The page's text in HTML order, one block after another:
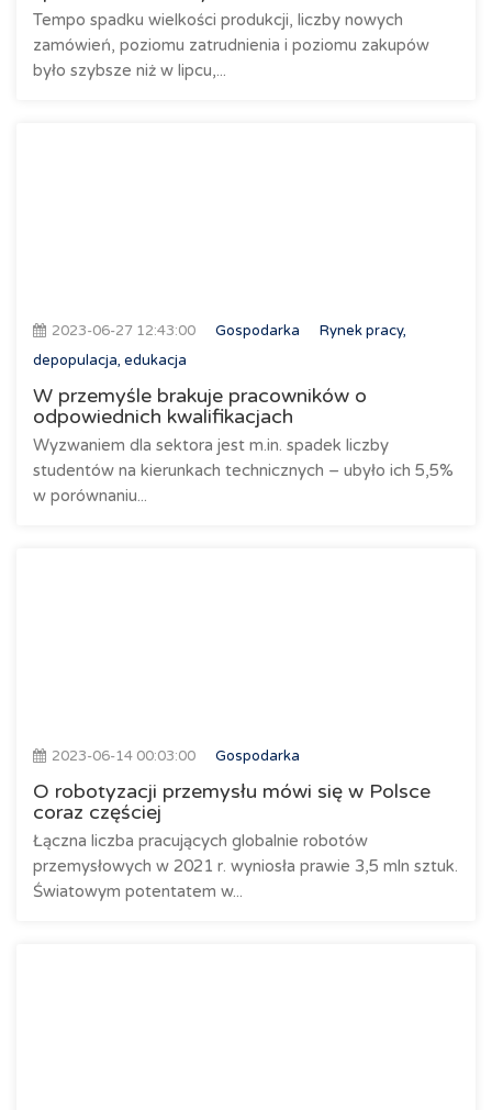
Tempo spadku wielkości produkcji, liczby nowych
zamówień, poziomu zatrudnienia i poziomu zakupów
było szybsze niż w lipcu,...
2023-06-27 12:43:00 Gospodarka
Rynek pracy,
depopulacja, edukacja
W przemyśle brakuje pracowników o
odpowiednich kwalifikacjach
Wyzwaniem dla sektora jest m.in. spadek liczby
studentów na kierunkach technicznych – ubyło ich 5,5%
w porównaniu...
2023-06-14 00:03:00 Gospodarka
O robotyzacji przemysłu mówi się w Polsce
coraz częściej
Łączna liczba pracujących globalnie robotów
przemysłowych w 2021 r. wyniosła prawie 3,5 mln sztuk.
Światowym potentatem w...